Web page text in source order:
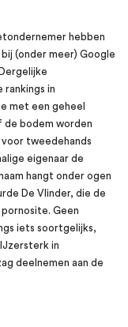
hebben
bij (onder meer) Google
in
met een geheel
de bodem worden
tweedehands
eigenaar de
hangt onder ogen
De Vlinder, die de
Geen
iets soortgelijks,
in
deelnemen aan de